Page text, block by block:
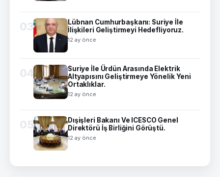
03
Lübnan Cumhurbaşkanı: Suriye İle
İlişkileri Geliştirmeyi Hedefliyoruz.
12 ay önce
04
Suriye İle Ürdün Arasında Elektrik
Altyapısını Geliştirmeye Yönelik Yeni
Ortaklıklar.
12 ay önce
05
Dışişleri Bakanı Ve ICESCO Genel
Direktörü İş Birliğini Görüştü.
12 ay önce